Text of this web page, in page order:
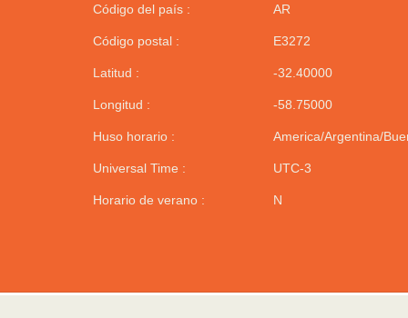
Código del país : AR
Código postal : E3272
Latitud : -32.40000
Longitud : -58.75000
Huso horario : America/Argentina/
Universal Time : UTC-3
Horario de verano : N